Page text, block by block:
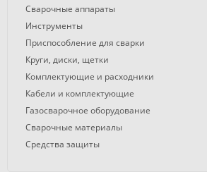
Сварочные аппараты
Инструменты
Приспособление для сварки
Круги, диски, щетки
Комплектующие и расходники
Кабели и комплектующие
Газосварочное оборудование
Сварочные материалы
Средства защиты